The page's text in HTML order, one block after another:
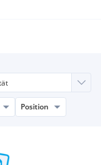
Position